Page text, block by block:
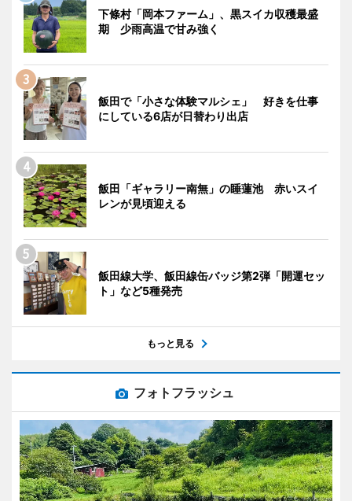
下條村「岡本ファーム」、黒スイカ収穫最盛
期 少雨高温で甘み強く
飯田で「小さな体験マルシェ」 好きを仕事
にしている6店が日替わり出店
飯田「ギャラリー南無」の睡蓮池 赤いスイ
レンが見頃迎える
飯田線大学、飯田線缶バッジ第2弾「開運セッ
ト」など5種発売
もっと見る
フォトフラッシュ